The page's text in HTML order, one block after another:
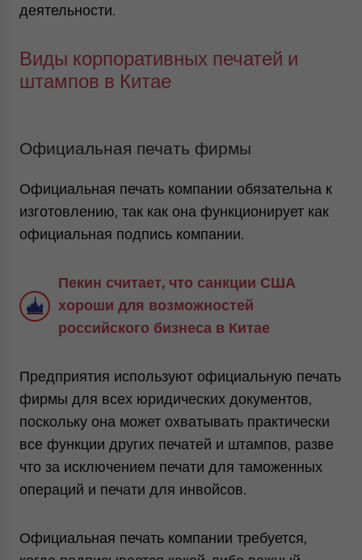
деятельности.
Виды корпоративных печатей и
штампов в Китае
Официальная печать фирмы
Официальная печать компании обязательна к
изготовлению, так как она функционирует как
официальная подпись компании.
Пекин считает, что санкции США
хороши для возможностей
российского бизнеса в Китае
Предприятия используют официальную печать
фирмы для всех юридических документов,
поскольку она может охватывать практически
все функции других печатей и штампов, разве
что за исключением печати для таможенных
операций и печати для инвойсов.
Официальная печать компании требуется,